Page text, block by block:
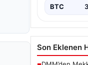
BTC
Son Eklenen